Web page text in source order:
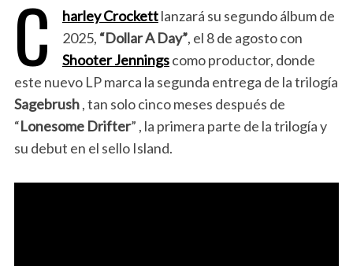
C harley Crockettlanzará su segundo álbum de
2025, “Dollar A Day”, el 8 de agosto con
Shooter Jenningscomo productor, donde
este nuevo LP marca la segunda entrega de la trilogía
Sagebrush, tan solo cinco meses después de
“Lonesome Drifter” , la primera parte de la trilogía y
su debut en el sello Island.